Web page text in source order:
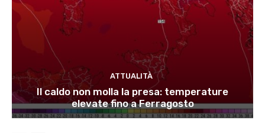
ATTUALITÀ
Il caldo non molla la presa: temperature
elevate fino a Ferragosto